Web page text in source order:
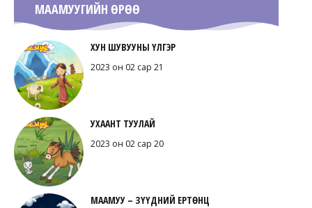
МААМУУГИЙН ӨРӨӨ
ХУН ШУВУУНЫ ҮЛГЭР
2023 он 02 сар 21
УХААНТ ТУУЛАЙ
2023 он 02 сар 20
МААМУУ – ЗҮҮДНИЙ ЕРТӨНЦ